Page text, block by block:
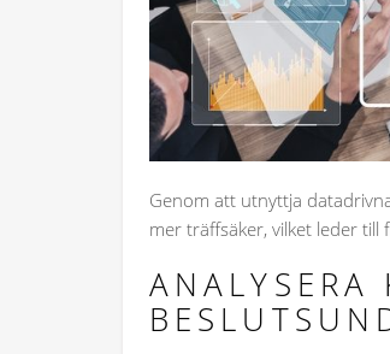
Genom att utnyttja
mer träffsäker, vilket leder
ANALYSERA